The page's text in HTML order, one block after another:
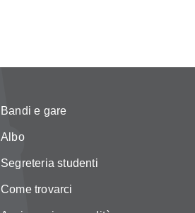
Bandi e gare
Albo
Segreteria studenti
Come trovarci